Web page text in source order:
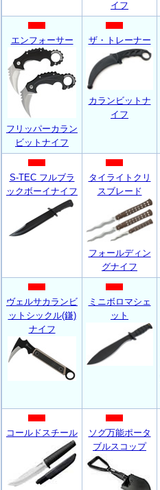
イフ
エンフォーサー
フリッパーカラン
ビットナイフ
ザ・トレーナー
カランビットナ
イフ
S-TEC フルブラ
ックボーイナイフ
タイライトクリ
スブレード
フォールディン
グナイフ
ヴェルサカランビ
ットシックル(鎌)
ナイフ
ミニボロマシェ
ット
コールドスチール
ソグ万能ポータ
ブルスコップ